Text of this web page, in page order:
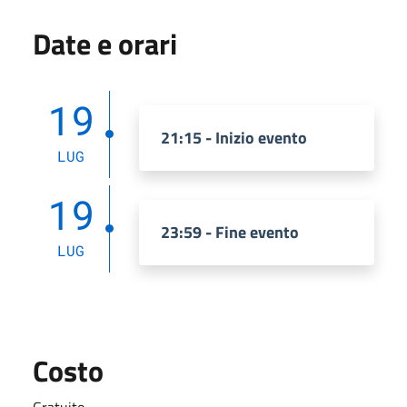
Date e orari
19
LUG
21:15 - Inizio evento
19
LUG
23:59 - Fine evento
Costo